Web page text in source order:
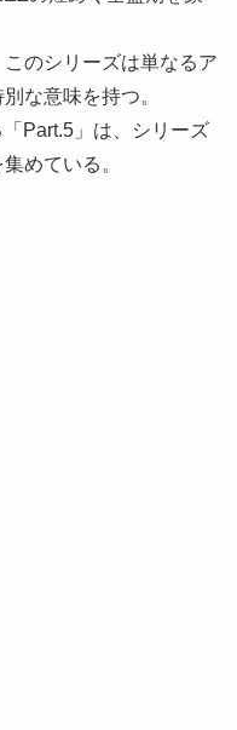
のシリーズは単なるア
な意味を持つ。
Part.5」は、シリーズ
めている。